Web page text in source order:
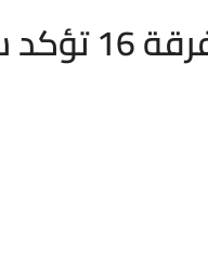
قوات حرس